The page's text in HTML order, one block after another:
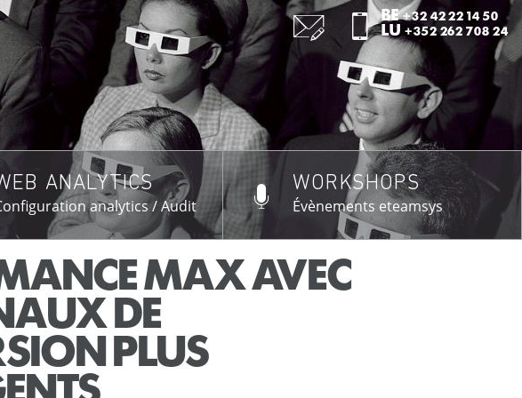
BE:+32 42 22 14 50
LU:+352 262 708 24
ANALYTICS
analytics / Audit
WORKSHOPS
Évènements eteamsys
SAVOIR PLUS →
MAX AVEC
DE
PLUS